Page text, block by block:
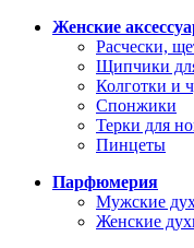
Женские
Расчески,
Щипчики
Колготки и
Спонжики
Терки для
Пинцеты
Парфюмерия
Мужские
Женские